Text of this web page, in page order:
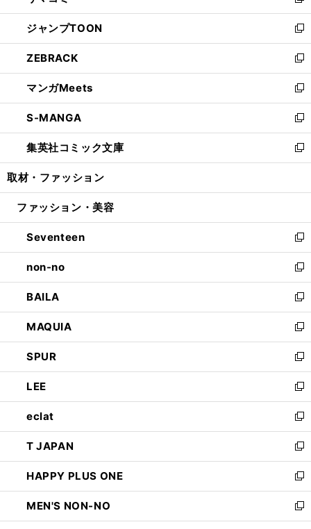
開
く
ウ
で
開
く
ン
ド
ウ
で
開
く
ウ
ィ
ン
ド
ウ
で
開
く
し
い
ウ
ィ
ン
ド
ウ
で
開
く
ジャンプTOON
新
し
い
ウ
ィ
ン
ド
ウ
で
開
ZEBRACK
新
し
い
ウ
ィ
ン
ド
ウ
開
マンガMeets
新
し
い
ウ
ィ
ン
ウ
開
く
S-MANGA
新
し
い
ウ
ン
ウ
で
開
く
集英社コミック文庫
新
し
ウ
ン
ド
ウ
で
開
く
取材・ファッション
ファッション・美容
Seventeen
新
し
い
ウ
ィ
ン
ド
ウ
で
開
く
non-no
新
し
い
ウ
ィ
ン
ド
ウ
で
開
く
BAILA
新
し
い
ウ
ィ
ン
ド
ウ
で
開
く
MAQUIA
新
し
い
ウ
ィ
ン
ド
ウ
で
開
く
SPUR
新
し
い
ウ
ィ
ン
ド
ウ
で
開
く
LEE
新
し
い
ウ
ィ
ン
ド
ウ
で
開
eclat
新
し
い
ウ
ィ
ン
ド
ウ
T JAPAN
新
し
い
ウ
ィ
ン
HAPPY PLUS ONE
新
し
い
ウ
MEN'S NON-NO
新
し